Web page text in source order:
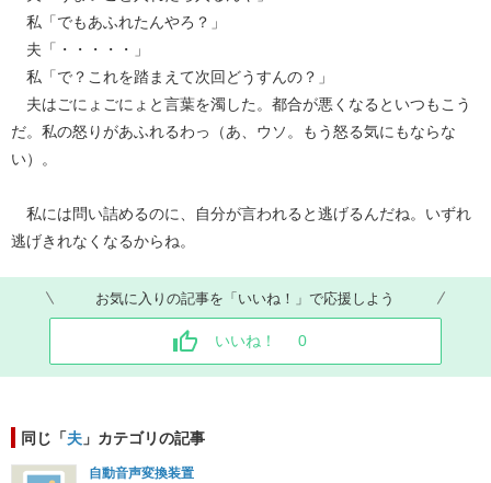
私「でもあふれたんやろ？」
夫「・・・・・」
私「で？これを踏まえて次回どうすんの？」
夫はごにょごにょと言葉を濁した。都合が悪くなるといつもこう
だ。私の怒りがあふれるわっ（あ、ウソ。もう怒る気にもならな
い）。
私には問い詰めるのに、自分が言われると逃げるんだね。いずれ
逃げきれなくなるからね。
お気に入りの記事を「いいね！」で応援しよう
いいね！ 0
同じ「夫 」カテゴリの記事
自動音声変換装置